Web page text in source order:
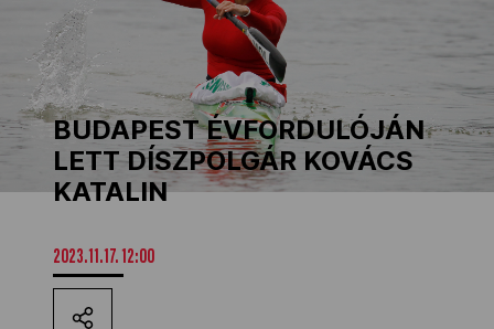
Dakar 2026
Los Angeles 2028
Kettőskarrier-program
BUDAPEST ÉVFORDULÓJÁN
LETT DÍSZPOLGÁR KOVÁCS
KATALIN
2023.11.17. 12:00